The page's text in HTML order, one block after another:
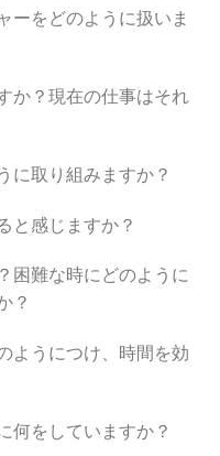
ーをどのように扱いま
か？現在の仕事はそれ
に取り組みますか？
と感じますか？
困難な時にどのように
？
ようにつけ、時間を効
何をしていますか？